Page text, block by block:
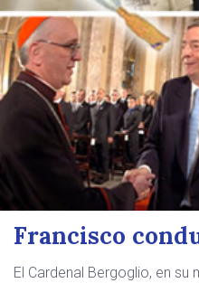
Francisco
El Cardenal Bergoglio, en su